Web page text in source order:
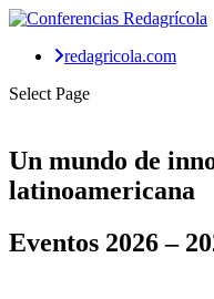
redagricola.com
Select Page
Un mundo de
latinoamericana
Eventos 2026 –